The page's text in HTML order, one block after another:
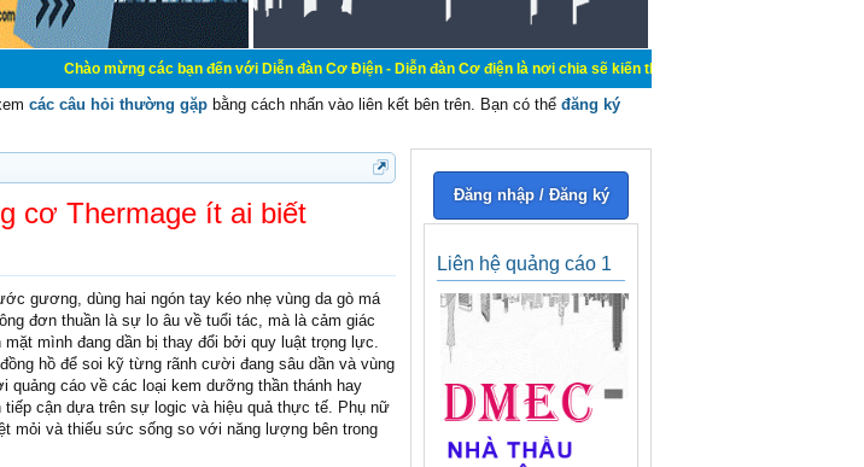
mừng các bạn đến với Diễn đàn Cơ Điện - Diễn đàn Cơ điện là nơi chia sẽ kiến thức kinh nghiệm trong lãnh vực cơ
các câu hỏi thường gặp bằng cách nhấn vào liên kết bên trên. Bạn có thể đăng ký
cơ Thermage ít ai biết
gương, dùng hai ngón tay kéo nhẹ vùng da gò má
đơn thuần là sự lo âu về tuổi tác, mà là cảm giác
mình đang dần bị thay đổi bởi quy luật trọng lực.
hồ để soi kỹ từng rãnh cười đang sâu dần và vùng
cáo về các loại kem dưỡng thần thánh hay
cận dựa trên sự logic và hiệu quả thực tế. Phụ nữ
mỏi và thiếu sức sống so với năng lượng bên trong
Đăng nhập / Đăng ký
Liên hệ quảng cáo 1